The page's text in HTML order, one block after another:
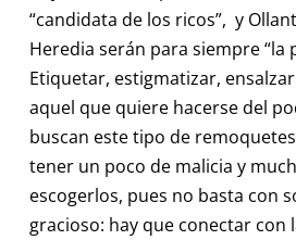
“candidata de los ricos”, y
Heredia serán para siempre “la
Etiquetar, estigmatizar,
aquel que quiere hacerse del
buscan este tipo de
tener un poco de malicia y
escogerlos, pues no basta con
gracioso: hay que conectar con